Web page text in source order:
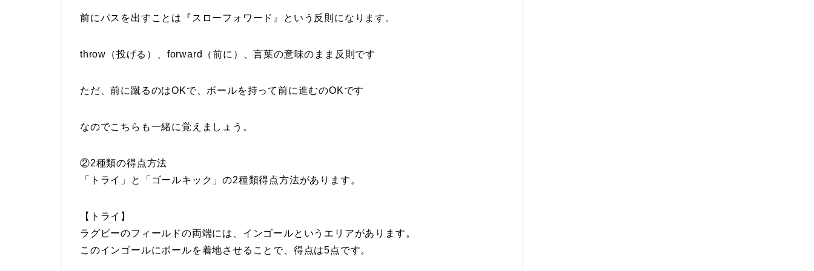
前にパスを出すことは『スローフォワード』という反則になります。
throw（投げる）、forward（前に）、言葉の意味のまま反則です
ただ、前に蹴るのはOKで、ボールを持って前に進むのOKです
なのでこちらも一緒に覚えましょう。
②2種類の得点方法
「トライ」と「ゴールキック」の2種類得点方法があります。
【トライ】
ラグビーのフィールドの両端には、インゴールというエリアがあります。
このインゴールにボールを着地させることで、得点は5点です。